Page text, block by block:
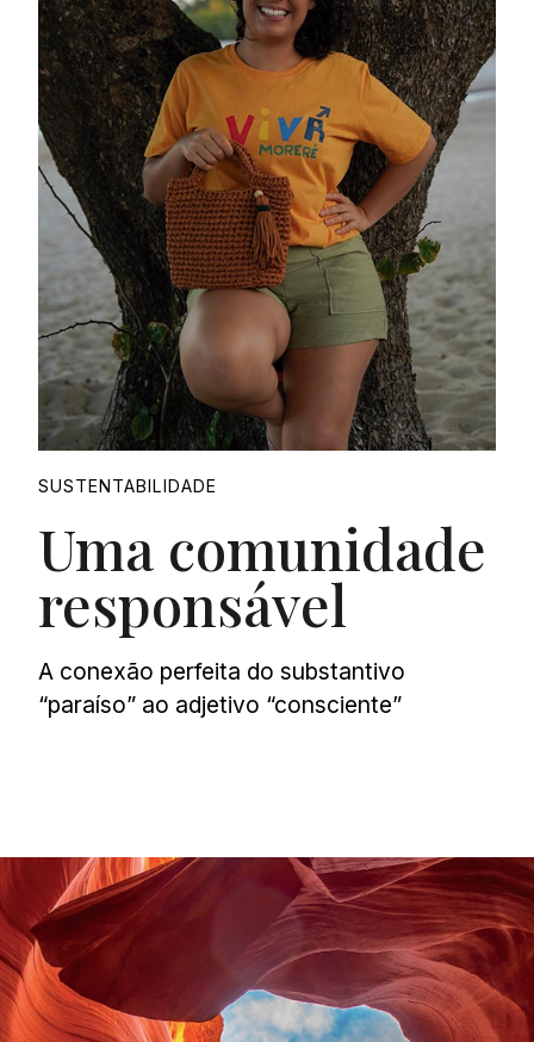
Proudly
SUSTENTABILIDADE
Uma comunidade
responsável
A conexão perfeita do substantivo
“paraíso” ao adjetivo “consciente”